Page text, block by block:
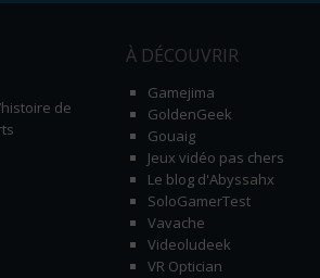
de
À DÉCOUVRIR
Gamejima
GoldenGeek
Gouaig
Jeux vidéo pas chers
Le blog d'Abyssahx
SoloGamerTest
Vavache
Videoludeek
VR Optician